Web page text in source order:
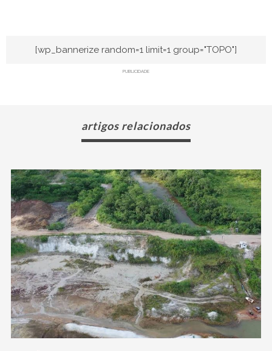
[wp_bannerize random=1 limit=1 group="TOPO"]
PUBLICIDADE
artigos relacionados